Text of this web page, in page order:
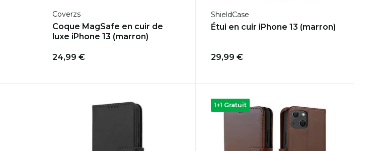
Coverzs
Coque MagSafe en cuir de
luxe iPhone 13 (marron)
24,99 €
ShieldCase
Étui en cuir iPhone 13 (marron)
29,99 €
1+1 Gratuit